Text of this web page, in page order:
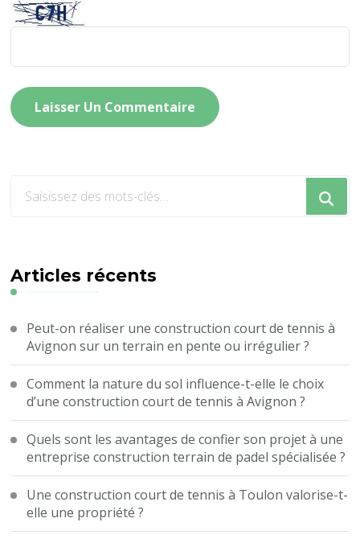
?
Articles récents
Peut-on réaliser une construction court de tennis à
Avignon sur un terrain en pente ou irrégulier ?
Comment la nature du sol influence-t-elle le choix
d’une construction court de tennis à Avignon ?
Quels sont les avantages de confier son projet à une
entreprise construction terrain de padel spécialisée ?
Une construction court de tennis à Toulon valorise-t-
elle une propriété ?